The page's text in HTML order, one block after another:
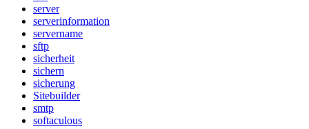
server
serverinformation
servername
sftp
sicherheit
sichern
sicherung
Sitebuilder
smtp
softaculous